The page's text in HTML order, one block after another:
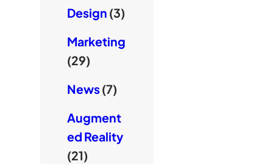
Design (3)
Marketing
(29)
News(7)
Augment
ed Reality
(21)